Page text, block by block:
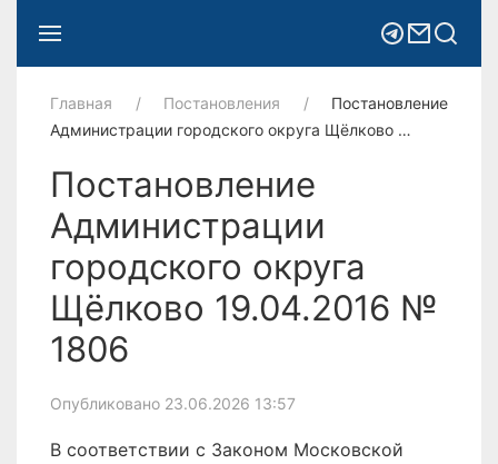
Главная Постановления
Постановление
Администрации городского округа Щёлково …
Постановление
Администрации
городского округа
Щёлково 19.04.2016 №
1806
Опубликовано 23.06.2026 13:57
В соответствии с Законом Московской